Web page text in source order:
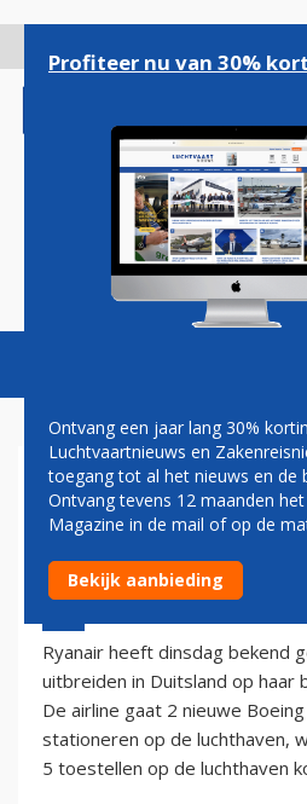
gaan
Magazine Podcasts
RYANAIR
DUITSLAND
2 oktober 2002 - 2:00
Ryanair heeft dinsdag bekend
uitbreiden in Duitsland op haar
De airline gaat 2 nieuwe
stationeren op de luchthaven,
5 toestellen op de luchthaven
Profiteer nu van 30%
Ontvang een jaar lang 30%
Luchtvaartnieuws en
toegang tot al het nieuws en de
Ontvang tevens 12 maanden
Magazine in de mail of op de
Bekijk aanbieding